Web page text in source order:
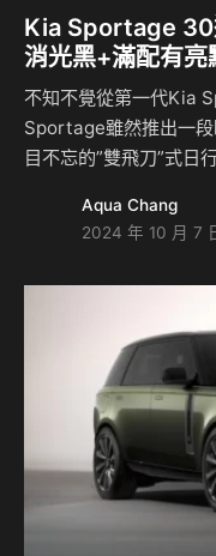
Kia Sportage
消光黑+滿配有亮
不知不覺從第一代Kia
Sportage雖然推出一
目不忘的”雙飛刀”式日
光黑的車身塗裝，神秘
是吸引人的重點之。
Aqua Chang
2024 年 10 月 7